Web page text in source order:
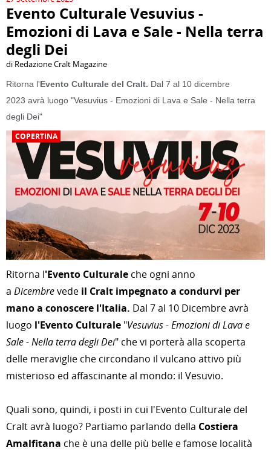
Evento Culturale Vesuvius -
Emozioni di Lava e Sale - Nella terra
degli Dei
di Redazione Cralt Magazine
Ritorna l'Evento Culturale del Cralt. Dal 7 al 10 dicembre
2023 avrà luogo "Vesuvius - Emozioni di Lava e Sale - Nella terra
degli Dei"
COPERTINA
Ritorna l'Evento Culturale che ogni anno
a Dicembrevede il Cralt impegnato a condurvi per
mano a conoscere l'Italia. Dal 7 al 10 Dicembre avrà
luogo l'Evento Culturale "Vesuvius - Emozioni di Lava e
Sale - Nella terra degli Dei" che vi porterà alla scoperta
delle meraviglie che circondano il vulcano attivo più
misterioso ed affascinante al mondo: il Vesuvio.
Quali sono, quindi, i posti in cui l'Evento Culturale del
Cralt avrà luogo? Partiamo parlando della Costiera
Amalfitana che è una delle più belle e famose località